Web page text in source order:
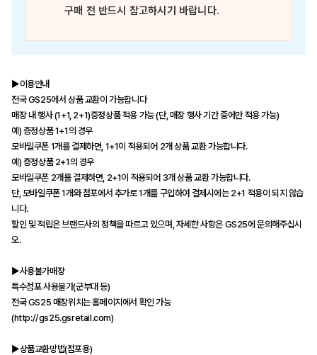
구매 전 반드시 참고하시기 바랍니다.
▶이용안내
전국 GS25에서 상품 교환이 가능합니다
매장 내 행사 (1+1, 2+1)증정상품 적용 가능 (단, 매장 행사 기간 중에만 적용 가능)
예) 증정상품 1+1의 경우
모바일쿠폰 1개를 결제하면, 1+1이 적용되어 2개 상품 교환 가능합니다.
예) 증정상품 2+1의 경우
모바일쿠폰 2개를 결제하면, 2+1이 적용되어 3개 상품 교환 가능합니다.
단, 모바일쿠폰 1개와 점포에서 추가로 1개를 구입하여 결제시에는 2+1 적용이 되지 않습
니다.
할인 및 적립은 브랜드사의 정책을 따르고 있으며, 자세한 사항은 GS25에 문의해주십시
오.
▶사용불가매장
특수점포 사용불가(군부대 등)
전국 GS25 매장위치는 홈페이지에서 확인 가능
(http://gs25.gsretail.com)
▶상품교환방법(점포용)